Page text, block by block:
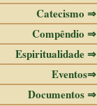
Catecismo ⇒
Compêndio ⇒
Espiritualidade ⇒
Eventos⇒
Documentos ⇒